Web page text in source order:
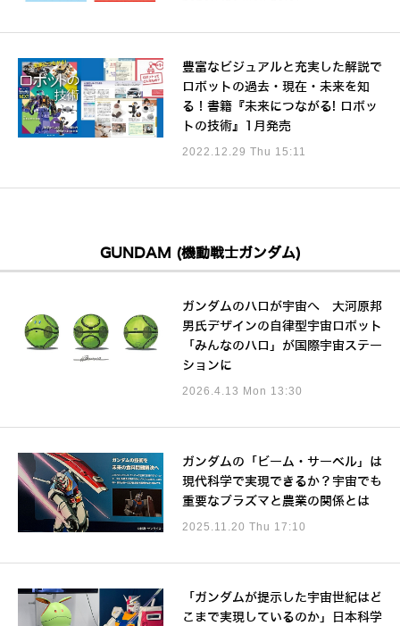
豊富なビジュアルと充実した解説で
ロボットの過去・現在・未来を知
る！書籍『未来につながる! ロボッ
トの技術』1月発売
2022.12.29 Thu 15:11
GUNDAM (機動戦士ガンダム)
ガンダムのハロが宇宙へ 大河原邦
男氏デザインの自律型宇宙ロボット
「みんなのハロ」が国際宇宙ステー
ションに
2026.4.13 Mon 13:30
ガンダムの「ビーム・サーベル」は
現代科学で実現できるか？宇宙でも
重要なプラズマと農業の関係とは
2025.11.20 Thu 17:10
「ガンダムが提示した宇宙世紀はど
こまで実現しているのか」日本科学